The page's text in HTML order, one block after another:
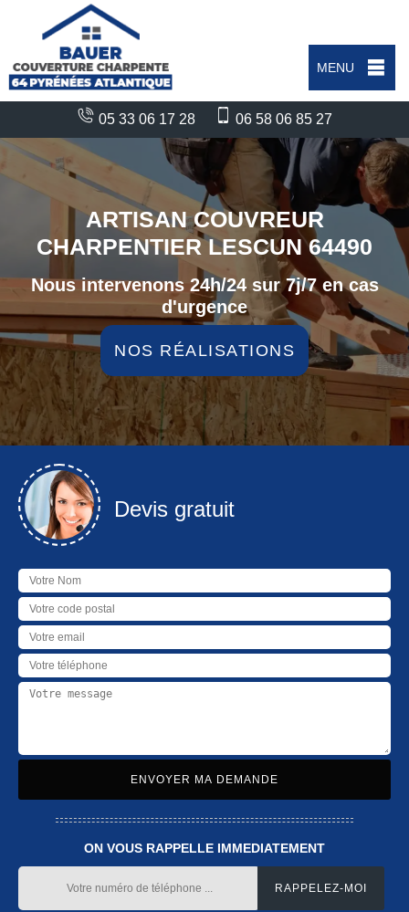
MENU
05 33 06 17 28 06 58 06 85 27
ARTISAN COUVREUR
CHARPENTIER LESCUN 64490
Nous intervenons 24h/24 sur 7j/7 en cas
d'urgence
NOS RÉALISATIONS
Devis gratuit
ON VOUS RAPPELLE IMMEDIATEMENT